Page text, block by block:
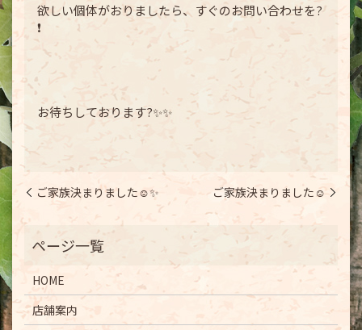
欲しい個体がおりましたら、すぐのお問い合わせを?
❗️
お待ちしております?✨✨
ご家族決まりました☺️✨ ご家族決まりました☺️
HOME
店舗案内